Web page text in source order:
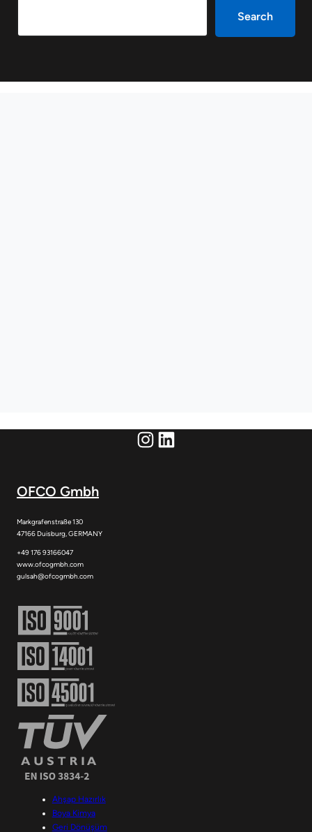
Search
Instagram
LinkedIn
OFCO Gmbh
Markgrafenstraße 130
47166 Duisburg, GERMANY
+49 176 93166047
www.ofcogmbh.com
gulsah@ofcogmbh.com
Ahşap Hazırlık
Boya Kimya
Geri Dönüşüm